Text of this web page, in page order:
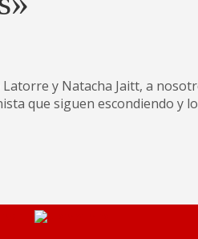
y Natacha Jaitt, a
que siguen escondiendo y